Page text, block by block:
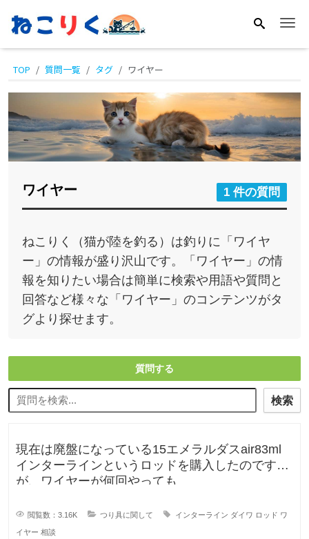
TOP 質問一覧 タグ ワイヤー
ワイヤー 1 件の質問
ねこりく（猫が陸を釣る）は釣りに「ワイヤ
ー」の情報が盛り沢山です。「ワイヤー」の情
報を知りたい場合は簡単に検索や用語や質問と
回答など様々な「ワイヤー」のコンテンツがタ
グより探せます。
質問する
検索
現在は廃盤になっている15エメラルダスair83ml
インターラインというロッドを購入したのです
が、ワイヤーが何回やっても
閲覧数：3.16K つり具に関して インターライン ダイワ ロッド ワ
イヤー 相談